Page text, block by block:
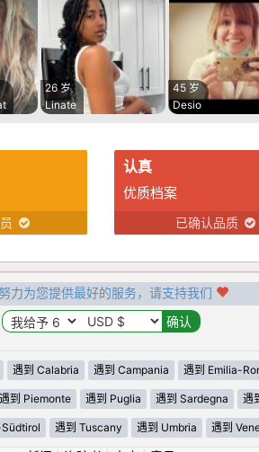
26 岁
Linate
45 岁
Desio
认真
优质档案
已确认品质
力为您提供最好的服务，请支持我们
遇到 Calabria 遇到 Campania 遇到 Emilia-
遇到 Piemonte 遇到 Puglia 遇到 Sardegna 遇
遇到 Tuscany 遇到 Umbria 遇到